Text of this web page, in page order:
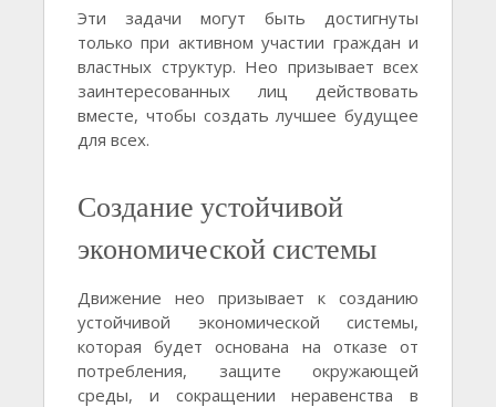
Эти задачи могут быть достигнуты
только при активном участии граждан и
властных структур. Нео призывает всех
заинтересованных лиц действовать
вместе, чтобы создать лучшее будущее
для всех.
Создание устойчивой
экономической системы
Движение нео призывает к созданию
устойчивой экономической системы,
которая будет основана на отказе от
потребления, защите окружающей
среды, и сокращении неравенства в